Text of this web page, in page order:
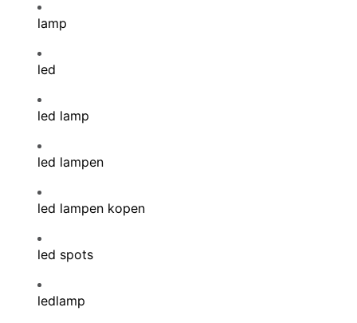
lamp
led
led lamp
led lampen
led lampen kopen
led spots
ledlamp